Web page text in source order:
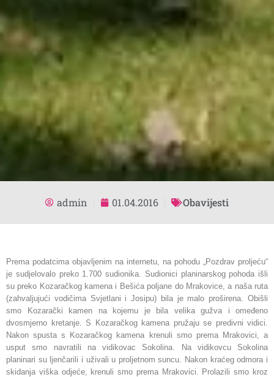
admin 01.04.2016 Obavijesti
Prema podatcima objavljenim na internetu, na pohodu „Pozdrav proljeću“
je sudjelovalo preko 1.700 sudionika. Sudionici planinarskog pohoda išli
su preko Kozaračkog kamena i Bešića poljane do Mrakovice, a naša ruta
(zahvaljujući vodičima Svjetlani i Josipu) bila je malo proširena. Obišli
smo Kozarački kamen na kojemu je bila velika gužva i omeđeno
dvosmjerno kretanje. S Kozaračkog kamena pružaju se predivni vidici.
Nakon spusta s Kozaračkog kamena krenuli smo prema Mrakovici, a
usput smo navratili na vidikovac Sokolina. Na vidikovcu Sokolina
planinari su ljenčarili i uživali u proljetnom suncu. Nakon kraćeg odmora i
skidanja viška odjeće, krenuli smo prema Mrakovici. Prolazili smo kroz